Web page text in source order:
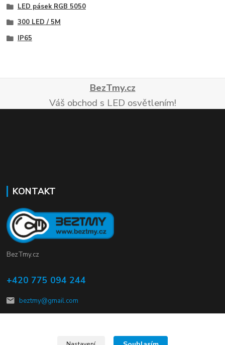
LED pásek RGB 5050
300 LED / 5M
IP65
BezTmy.cz
Váš obchod s LED osvětlením!
KONTAKT
BezTmy.cz
+420 775 094 244
beztmy@gmail.com